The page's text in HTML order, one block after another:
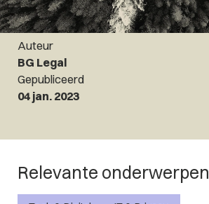
Auteur
BG Legal
Gepubliceerd
04 jan. 2023
Relevante onderwerpen